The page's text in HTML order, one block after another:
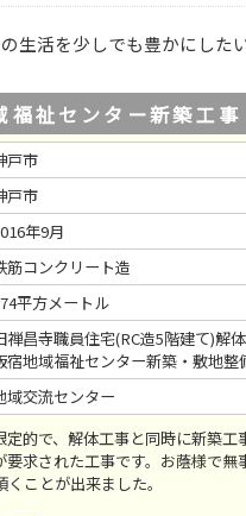
生活を少しでも豊かにした
福祉センター新築工事
戸市
戸市
年9月
筋コンクリート造
平方メートル
禅昌寺職員住宅(RC造5階建て)解
宿地域福祉センター新築・敷地整
域交流センター
的で、解体工事と同時に新築
求された工事です。お蔭様で無
ことが出来ました。